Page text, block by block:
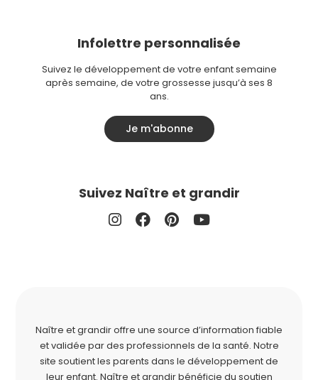
Infolettre personnalisée
Suivez le développement de votre enfant semaine
après semaine, de votre grossesse jusqu’à ses 8
ans.
Je m'abonne
Suivez Naître et grandir
Naître et grandir offre une source d’information fiable
et validée par des professionnels de la santé. Notre
site soutient les parents dans le développement de
leur enfant. Naître et grandir bénéficie du soutien